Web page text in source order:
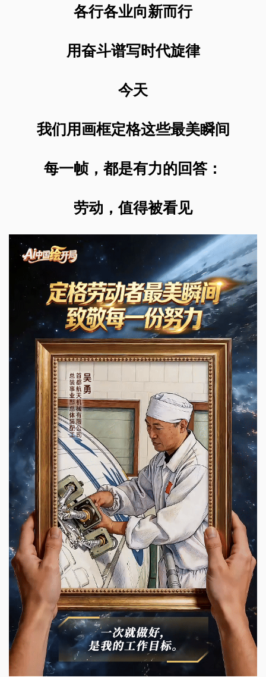
各行各业向新而行
用奋斗谱写时代旋律
今天
我们用画框定格这些最美瞬间
每一帧，都是有力的回答：
劳动，值得被看见